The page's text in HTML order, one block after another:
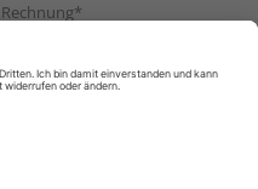
Rechnung*
Versand